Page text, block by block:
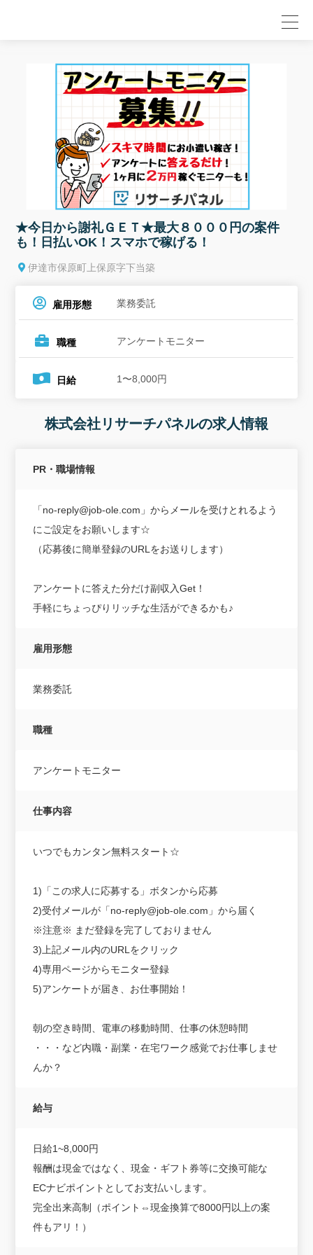
★今日から謝礼ＧＥＴ★最大８０００円の案件
も！日払いOK！スマホで稼げる！
伊達市保原町上保原字下当築
雇用形態 業務委託
職種 アンケートモニター
日給 1〜8,000円
株式会社リサーチパネルの求人情報
PR・職場情報
「no-reply@job-ole.com」からメールを受けとれるよう
にご設定をお願いします☆
（応募後に簡単登録のURLをお送りします）
アンケートに答えた分だけ副収入Get！
手軽にちょっぴりリッチな生活ができるかも♪
雇用形態
業務委託
職種
アンケートモニター
仕事内容
いつでもカンタン無料スタート☆
1)「この求人に応募する」ボタンから応募
2)受付メールが「no-reply@job-ole.com」から届く
※注意※ まだ登録を完了しておりません
3)上記メール内のURLをクリック
4)専用ページからモニター登録
5)アンケートが届き、お仕事開始！
朝の空き時間、電車の移動時間、仕事の休憩時間
・・・など内職・副業・在宅ワーク感覚でお仕事しませ
んか？
給与
日給1~8,000円
報酬は現金ではなく、現金・ギフト券等に交換可能な
ECナビポイントとしてお支払いします。
完全出来高制（ポイント⇔現金換算で8000円以上の案
件もアリ！）